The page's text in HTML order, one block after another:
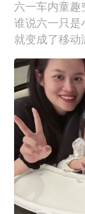
六一车内童趣
谁说六一只是
就变成了移动
由度拉满！！
么要在车里放
坐进自己的车
拍拍噜噜的头